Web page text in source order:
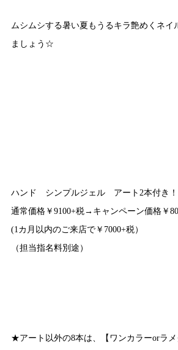
ムシムシする暑い夏もうるキラ艶めくネイ
ましょう☆
ハンド シンプルジェル アート2本付き！
通常価格￥9100+税→キャンペーン価格￥
(1カ月以内のご来店で￥7000+税）
（担当指名料別途）
★アート以外の8本は、【ワンカラーorラ